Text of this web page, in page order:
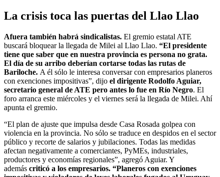
La crisis toca las puertas del Llao Llao
Afuera también habrá sindicalistas. El gremio estatal ATE
buscará bloquear la llegada de Milei al Llao Llao. “El presidente
tiene que saber que en nuestra provincia es persona no grata.
El día de su arribo deberían cortarse todas las rutas de
Bariloche. A él sólo le interesa conversar con empresarios planeros
con exenciones impositivas”, dijo el dirigente Rodolfo Aguiar,
secretario general de ATE pero antes lo fue en Río Negro. El
foro arranca este miércoles y el viernes será la llegada de Milei. Ahí
apunta el gremio.
“El plan de ajuste que impulsa desde Casa Rosada golpea con
violencia en la provincia. No sólo se traduce en despidos en el sector
público y recorte de salarios y jubilaciones. Todas las medidas
afectan negativamente a comerciantes, PyMEs, industriales,
productores y economías regionales”, agregó Aguiar. Y
además criticó a los empresarios. “Planeros con exenciones